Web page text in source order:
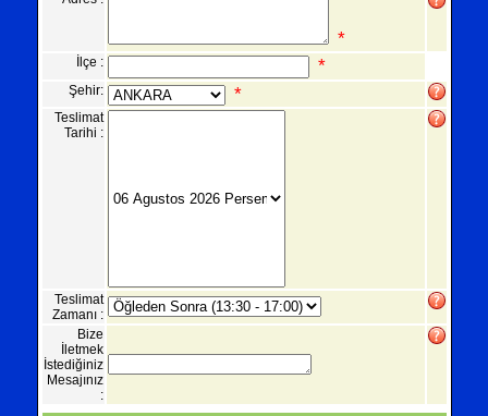
*
İlçe : *
Şehir: *
Teslimat
Tarihi :
Teslimat
Zamanı :
Bize
İletmek
İstediğiniz
Mesajınız
: